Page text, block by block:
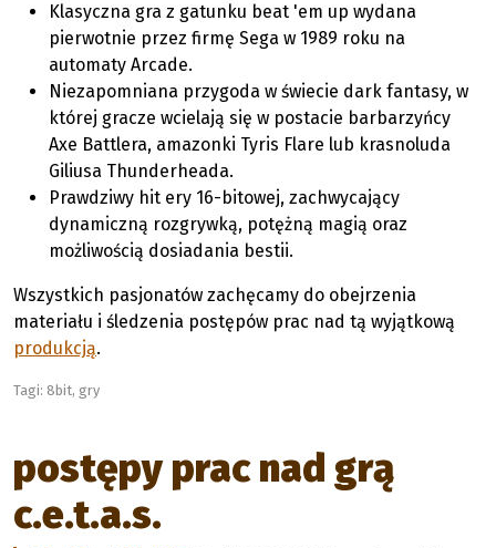
Klasyczna gra z gatunku beat 'em up wydana
pierwotnie przez firmę Sega w 1989 roku na
automaty Arcade.
Niezapomniana przygoda w świecie dark fantasy, w
której gracze wcielają się w postacie barbarzyńcy
Axe Battlera, amazonki Tyris Flare lub krasnoluda
Giliusa Thunderheada.
Prawdziwy hit ery 16-bitowej, zachwycający
dynamiczną rozgrywką, potężną magią oraz
możliwością dosiadania bestii.
Wszystkich pasjonatów zachęcamy do obejrzenia
materiału i śledzenia postępów prac nad tą wyjątkową
produkcją.
Tagi: 8bit, gry
postępy prac nad grą
c.e.t.a.s.